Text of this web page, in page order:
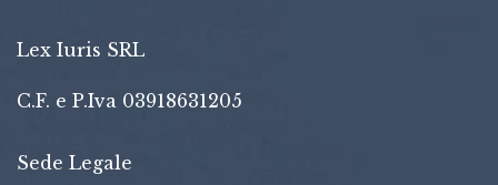
Lex Iuris SRL
C.F. e P.Iva 03918631205
Sede Legale